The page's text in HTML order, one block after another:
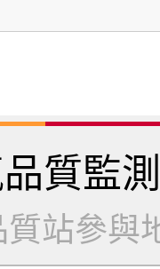
質監
站參與